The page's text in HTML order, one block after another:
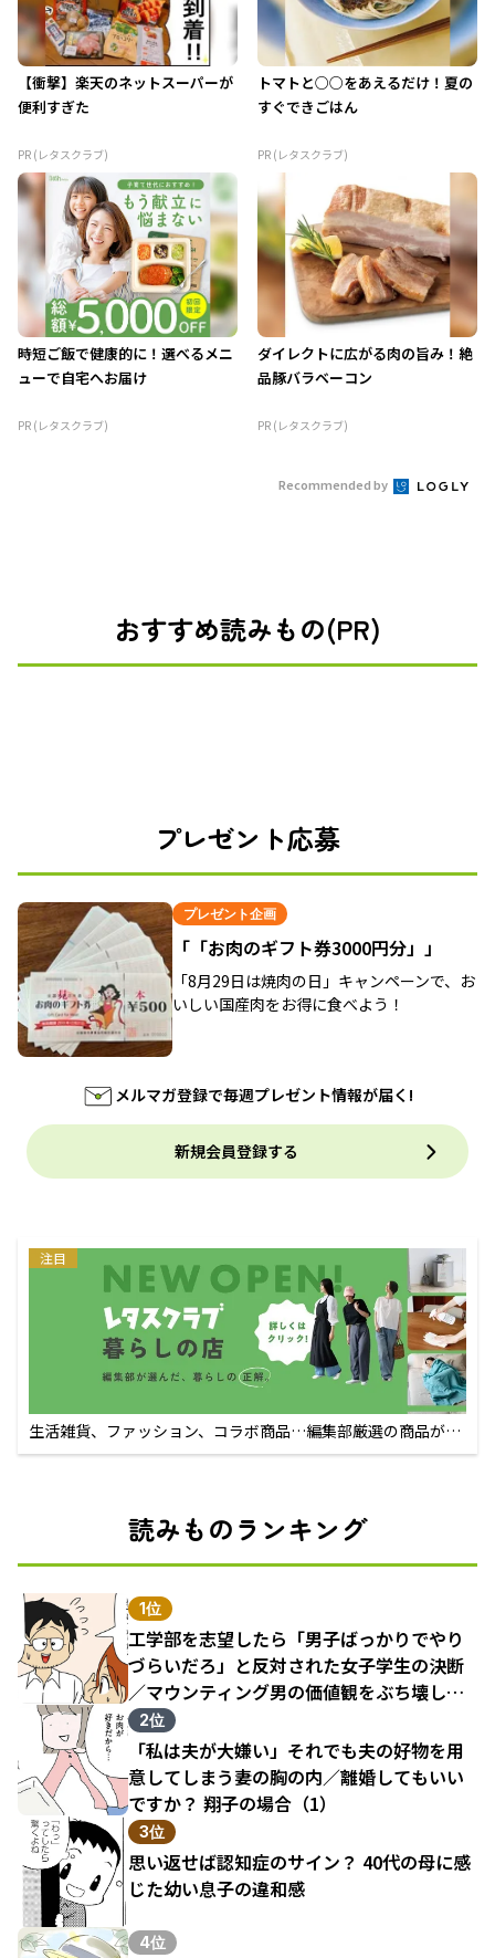
【衝撃】楽天のネットスーパーが
便利すぎた
PR (レタスクラブ)
トマトと○○をあえるだけ！夏の
すぐできごはん
PR (レタスクラブ)
時短ご飯で健康的に！選べるメニ
ューで自宅へお届け
PR (レタスクラブ)
ダイレクトに広がる肉の旨み！絶
品豚バラベーコン
PR (レタスクラブ)
Recommended by
おすすめ読みもの(PR)
プレゼント応募
プレゼント企画
「「お肉のギフト券3000円分」」
「8月29日は焼肉の日」キャンペーンで、お
いしい国産肉をお得に食べよう！
メルマガ登録で毎週プレゼント情報が届く!
新規会員登録する
注目
生活雑貨、ファッション、コラボ商品…編集部厳選の商品が買
えるECサイト
読みものランキング
1位
工学部を志望したら「男子ばっかりでやり
づらいだろ」と反対された女子学生の決断
／マウンティング男の価値観をぶち壊した
結果（1）
2位
「私は夫が大嫌い」それでも夫の好物を用
意してしまう妻の胸の内／離婚してもいい
ですか？ 翔子の場合（1）
3位
思い返せば認知症のサイン？ 40代の母に感
じた幼い息子の違和感
4位